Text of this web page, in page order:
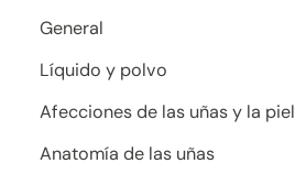
General
Líquido y polvo
Afecciones de las uñas y la piel
Anatomía de las uñas